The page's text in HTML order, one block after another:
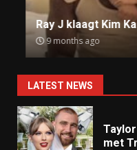
Ray J klaagt Kim
9 months ago
LATEST NEWS
met